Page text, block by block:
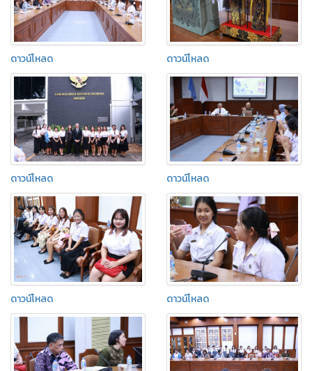
ดาวน์โหลด ดาวน์โหลด
ดาวน์โหลด ดาวน์โหลด
ดาวน์โหลด ดาวน์โหลด